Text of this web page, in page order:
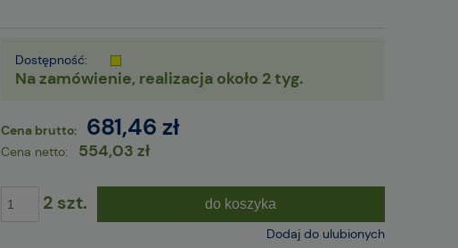
Dostępność:
Na zamówienie, realizacja około 2 tyg.
Cena brutto: 681,46 zł
Cena netto: 554,03 zł
2 szt.
do koszyka
Dodaj do ulubionych